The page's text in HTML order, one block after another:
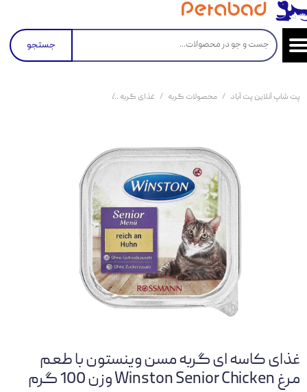
جستجو
پت شاپ آنلاین پت آباد محصولات گربه غذای گربه
غذای کاسه ای گربه مسن وینستون با طعم
مرغ Winston Senior Chicken وزن 100 گرم